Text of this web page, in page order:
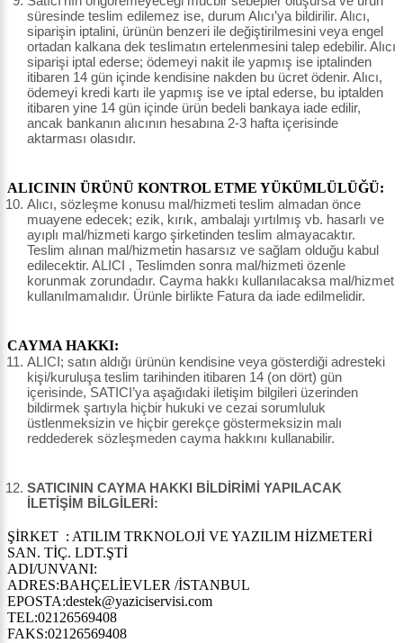
süresinde teslim edilemez ise, durum Alıcı’ya bildirilir. Alıcı,
siparişin iptalini, ürünün benzeri ile değiştirilmesini veya engel
ortadan kalkana dek teslimatın ertelenmesini talep edebilir. Alıcı
siparişi iptal ederse; ödemeyi nakit ile yapmış ise iptalinden
itibaren 14 gün içinde kendisine nakden bu ücret ödenir. Alıcı,
ödemeyi kredi kartı ile yapmış ise ve iptal ederse, bu iptalden
itibaren yine 14 gün içinde ürün bedeli bankaya iade edilir,
ancak bankanın alıcının hesabına 2-3 hafta içerisinde
aktarması olasıdır.
ALICININ ÜRÜNÜ KONTROL ETME YÜKÜMLÜLÜĞÜ:
Alıcı, sözleşme konusu mal/hizmeti teslim almadan önce
muayene edecek; ezik, kırık, ambalajı yırtılmış vb. hasarlı ve
ayıplı mal/hizmeti kargo şirketinden teslim almayacaktır.
Teslim alınan mal/hizmetin hasarsız ve sağlam olduğu kabul
edilecektir. ALICI , Teslimden sonra mal/hizmeti özenle
korunmak zorundadır. Cayma hakkı kullanılacaksa mal/hizmet
kullanılmamalıdır. Ürünle birlikte Fatura da iade edilmelidir.
CAYMA HAKKI:
ALICI; satın aldığı ürünün kendisine veya gösterdiği adresteki
kişi/kuruluşa teslim tarihinden itibaren 14 (on dört) gün
içerisinde, SATICI’ya aşağıdaki iletişim bilgileri üzerinden
bildirmek şartıyla hiçbir hukuki ve cezai sorumluluk
üstlenmeksizin ve hiçbir gerekçe göstermeksizin malı
reddederek sözleşmeden cayma hakkını kullanabilir.
SATICININ CAYMA HAKKI BİLDİRİMİ YAPILACAK
İLETİŞİM BİLGİLERİ:
ŞİRKET : ATILIM TRKNOLOJİ VE YAZILIM HİZMETERİ
SAN. TİÇ. LDT.ŞTİ
ADI/UNVANI:
ADRES:BAHÇELİEVLER /İSTANBUL
EPOSTA:destek@yaziciservisi.com
TEL:02126569408
FAKS:02126569408